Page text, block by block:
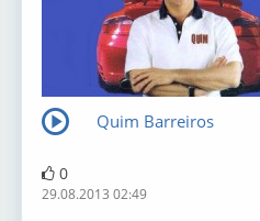
Quim Barreiros
0
29.08.2013 02:49